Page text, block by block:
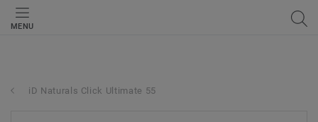
MENU
iD Naturals Click Ultimate 55